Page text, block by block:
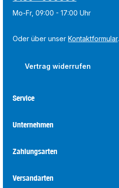
Mo-Fr, 09:00 - 17:00 Uhr
Oder über unserKontaktformular.
Vertrag widerrufen
Service
Unternehmen
Zahlungsarten
Versandarten